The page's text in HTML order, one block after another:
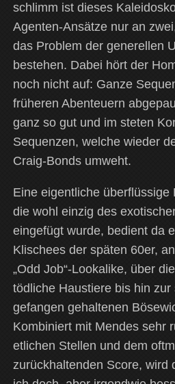
schlimm ist dieses
Agenten-Ansätze nur an
das Problem der generellen
bestehen. Dabei hört der
noch nicht auf: Ganze
früheren Abenteuern
ganz so gut und im steten
Sequenzen, welche wieder
Craig-Bonds umweht.
Eine eigentliche überflüssige
die wohl einzig des
eingefügt wurde, bedient da
Klischees der späten 60er,
„Odd Job“-Lookalike, über
tödliche Haustiere bis hin zur
gefangen gehaltenen
Kombiniert mit Mendes sehr
etlichen Stellen und dem
zurückhaltenden Score, wird